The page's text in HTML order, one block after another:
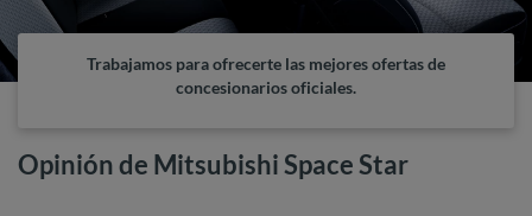
Trabajamos para ofrecerte las mejores ofertas de
concesionarios oficiales.
Opinión de Mitsubishi Space Star